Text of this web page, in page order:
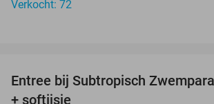
Verkocht: 72
Entree bij Subtropisch
+ softijsje